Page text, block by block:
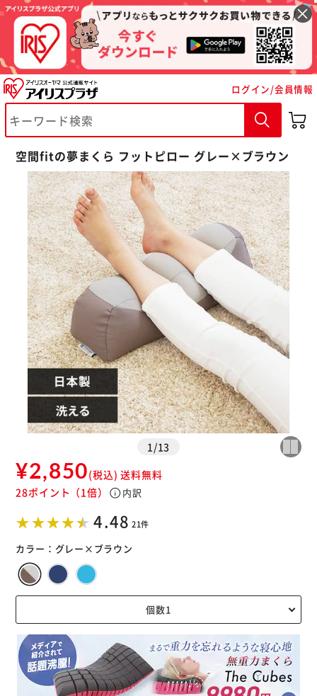
ログイン/会員情報
空間fitの夢まくら フットピロー グレー×ブラウン
1 /13
¥2,850(税込) 送料無料
28ポイント （1倍） info内訳
4.48 21件
カラー： グレー×ブラウン
※ご確認ください
カートに入れる 購入手続きへ